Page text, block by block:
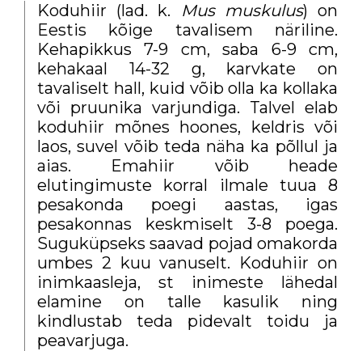
Koduhiir (lad. k. Mus muskulus) on
Eestis kõige tavalisem näriline.
Kehapikkus 7-9 cm, saba 6-9 cm,
kehakaal 14-32 g, karvkate on
tavaliselt hall, kuid võib olla ka kollaka
või pruunika varjundiga. Talvel elab
koduhiir mõnes hoones, keldris või
laos, suvel võib teda näha ka põllul ja
aias. Emahiir võib heade
elutingimuste korral ilmale tuua 8
pesakonda poegi aastas, igas
pesakonnas keskmiselt 3-8 poega.
Suguküpseks saavad pojad omakorda
umbes 2 kuu vanuselt. Koduhiir on
inimkaasleja, st inimeste lähedal
elamine on talle kasulik ning
kindlustab teda pidevalt toidu ja
peavarjuga.